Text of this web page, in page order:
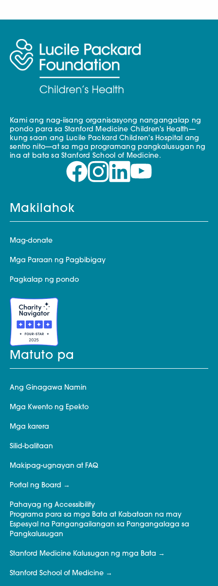
Kami ang nag-iisang organisasyong nangangalap ng
pondo para sa Stanford Medicine Children's Health—
kung saan ang Lucile Packard Children's Hospital ang
sentro nito—at sa mga programang pangkalusugan ng
ina at bata sa Stanford School of Medicine.
Makilahok
Mag-donate
Mga Paraan ng Pagbibigay
Pagkalap ng pondo
Matuto pa
Ang Ginagawa Namin
Mga Kwento ng Epekto
Mga karera
Silid-balitaan
Makipag-ugnayan at FAQ
Portal ng Board
Pahayag ng Accessibility
Programa para sa mga Bata at Kabataan na may
Espesyal na Pangangailangan sa Pangangalaga sa
Pangkalusugan
Stanford Medicine Kalusugan ng mga Bata
Stanford School of Medicine